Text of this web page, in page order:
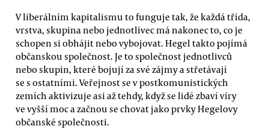
V liberálním kapitalismu to funguje tak, že každá třída,
vrstva, skupina nebo jednotlivec má nakonec to, co je
schopen si obhájit nebo vybojovat. Hegel takto pojímá
občanskou společnost. Je to společnost jednotlivců
nebo skupin, které bojují za své zájmy a střetávají
se s ostatními. Veřejnost se v postkomunistických
zemích aktivizuje asi až tehdy, když se lidé zbaví víry
ve vyšší moc a začnou se chovat jako prvky Hegelovy
občanské společnosti.